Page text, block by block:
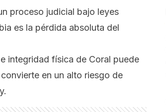
proceso judicial bajo leyes
es la pérdida absoluta del
integridad física de Coral puede
en un alto riesgo de